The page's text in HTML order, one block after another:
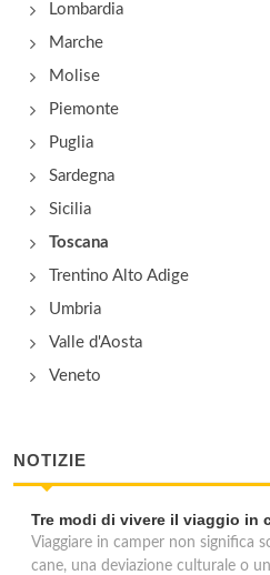
Lombardia
Marche
Molise
Piemonte
Puglia
Sardegna
Sicilia
Toscana
Trentino Alto Adige
Umbria
Valle d'Aosta
Veneto
NOTIZIE
Tre modi di vivere il viaggio in
Viaggiare in camper non significa
cane, una deviazione culturale o